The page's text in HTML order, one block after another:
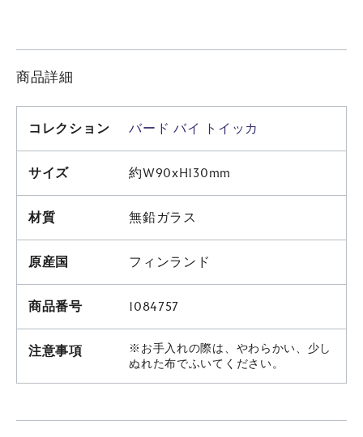
商品詳細
コレクション バード バイ トイッカ
サイズ 約W90xH130mm
材質 無鉛ガラス
原産国 フィンランド
商品番号 1084757
注意事項
※お手入れの際は、やわらかい、少し
ぬれた布でふいてください。